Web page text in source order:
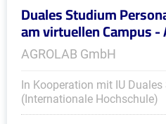
Duales Studium
am virtuellen Campus -
AGROLAB GmbH
In Kooperation mit IU
(Internationale Hochschule)